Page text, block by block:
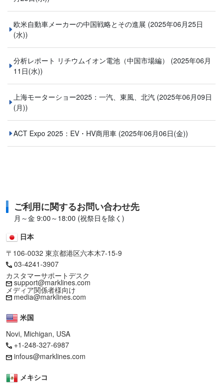
欧米自動車メーカーの中国戦略とその進展 (2025年06月25日
(水))
分析レポート リチウムイオン電池（中国市場編） (2025年06月
11日(水))
上海モーターショー2025：一汽、東風、北汽 (2025年06月09日
(月))
ACT Expo 2025：EV・HV商用車 (2025年06月06日(金))
ご利用に関するお問い合わせ先
月～金 9:00～18:00 (祝祭日を除く)
日本
〒106-0032 東京都港区六本木7-15-9
03-4241-3907
カスタマーサポートデスク
support@marklines.com
メディア関係者様向け
media@marklines.com
米国
Novi, Michigan, USA
+1-248-327-6987
infous@marklines.com
メキシコ